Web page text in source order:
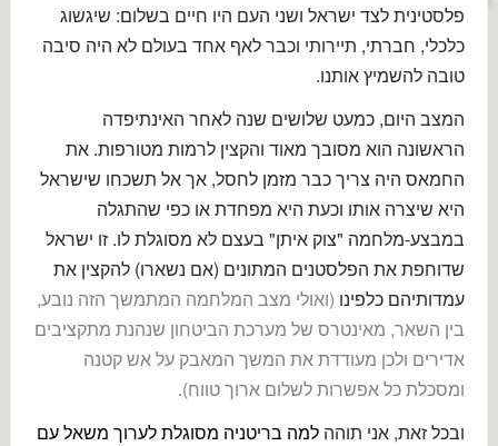
פלסטינית לצד ישראל ושני העם היו חיים בשלום: שיגשוג
כלכלי, חברתי, תיירותי וכבר לאף אחד בעולם לא היה סיבה
טובה להשמיץ אותנו.
המצב היום, כמעט שלושים שנה לאחר האינתיפדה
הראשונה הוא מסובך מאוד והקצין לרמות מטורפות. את
החמאס היה צריך כבר מזמן לחסל, אך אל תשכחו שישראל
היא שיצרה אותו וכעת היא מפחדת או כפי שהתגלה
במבצע-מלחמה "צוק איתן" בעצם לא מסוגלת לו. זו ישראל
שדוחפת את הפלסטנים המתונים (אם נשארו) להקצין את
עמדותיהם כלפינו (ואולי מצב המלחמה המתמשך הזה נובע,
בין השאר, מאינטרס של מערכת הביטחון שנהנת מתקציבים
אדירים ולכן מעודדת את המשך המאבק על אש קטנה
ומסכלת כל אפשרות לשלום ארוך טווח).
ובכל זאת, אני תוהה למה בריטניה מסוגלת לערוך משאל עם